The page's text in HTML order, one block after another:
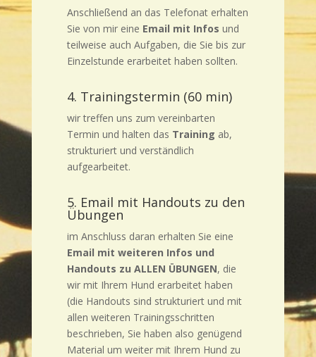
Anschließend an das Telefonat erhalten
Sie von mir eine Email mit Infos und
teilweise auch Aufgaben, die Sie bis zur
Einzelstunde erarbeitet haben sollten.
4. Trainingstermin (60 min)
wir treffen uns zum vereinbarten
Termin und halten das Training ab,
strukturiert und verständlich
aufgearbeitet.
5. Email mit Handouts zu den
Übungen
im Anschluss daran erhalten Sie eine
Email mit weiteren Infos und
Handouts zu ALLEN ÜBUNGEN, die
wir mit Ihrem Hund erarbeitet haben
(die Handouts sind strukturiert und mit
allen weiteren Trainingsschritten
beschrieben, Sie haben also genügend
Material um weiter mit Ihrem Hund zu